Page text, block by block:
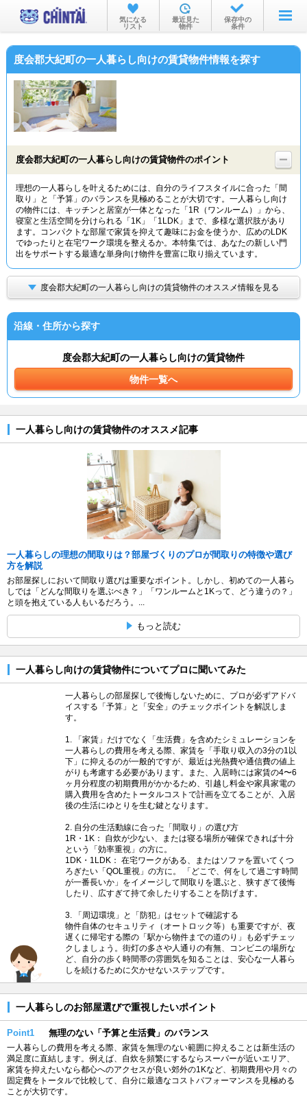
お部屋を探す
沿線・駅から
物件特集から
TOP
気になる
リスト
最近見た
物件
保存中の
条件
度会郡大紀町の一人暮らし向けの賃貸物件情報を探す
度会郡大紀町の一人暮らし向けの賃貸物件のポイント
理想の一人暮らしを叶えるためには、自分のライフスタイルに合った「間
取り」と「予算」のバランスを見極めることが大切です。一人暮らし向け
の物件には、キッチンと居室が一体となった「1R（ワンルーム）」から、
寝室と生活空間を分けられる「1K」「1LDK」まで、多様な選択肢があり
ます。コンパクトな部屋で家賃を抑えて趣味にお金を使うか、広めのLDK
でゆったりと在宅ワーク環境を整えるか。本特集では、あなたの新しい門
出をサポートする最適な単身向け物件を豊富に取り揃えています。
度会郡大紀町の一人暮らし向けの賃貸物件のオススメ情報を見る
沿線・住所から探す
度会郡大紀町の一人暮らし向けの賃貸物件
物件一覧へ
一人暮らし向けの賃貸物件のオススメ記事
一人暮らしの理想の間取りは？部屋づくりのプロが間取りの特徴や選び
方を解説
お部屋探しにおいて間取り選びは重要なポイント。しかし、初めての一人暮ら
しでは「どんな間取りを選ぶべき？」「ワンルームと1Kって、どう違うの？」
と頭を抱えている人もいるだろう。...
もっと読む
一人暮らし向けの賃貸物件についてプロに聞いてみた
一人暮らしの部屋探しで後悔しないために、プロが必ずアドバ
イスする「予算」と「安全」のチェックポイントを解説しま
す。
1. 「家賃」だけでなく「生活費」を含めたシミュレーションを
一人暮らしの費用を考える際、家賃を「手取り収入の3分の1以
下」に抑えるのが一般的ですが、最近は光熱費や通信費の値上
がりも考慮する必要があります。また、入居時には家賃の4〜6
ヶ月分程度の初期費用がかかるため、引越し料金や家具家電の
購入費用を含めたトータルコストで計画を立てることが、入居
後の生活にゆとりを生む鍵となります。
2. 自分の生活動線に合った「間取り」の選び方
1R・1K： 自炊が少ない、または寝る場所が確保できれば十分
という「効率重視」の方に。
1DK・1LDK： 在宅ワークがある、またはソファを置いてくつ
ろぎたい「QOL重視」の方に。 「どこで、何をして過ごす時間
が一番長いか」をイメージして間取りを選ぶと、狭すぎて後悔
したり、広すぎて持て余したりすることを防げます。
3. 「周辺環境」と「防犯」はセットで確認する
物件自体のセキュリティ（オートロック等）も重要ですが、夜
遅くに帰宅する際の「駅から物件までの道のり」も必ずチェッ
クしましょう。街灯の多さや人通りの有無、コンビニの場所な
ど、自分の歩く時間帯の雰囲気を知ることは、安心な一人暮ら
しを続けるために欠かせないステップです。
一人暮らしのお部屋選びで重視したいポイント
Point1 無理のない「予算と生活費」のバランス
一人暮らしの費用を考える際、家賃を無理のない範囲に抑えることは新生活の
満足度に直結します。例えば、自炊を頻繁にするならスーパーが近いエリア、
家賃を抑えたいなら都心へのアクセスが良い郊外の1Kなど、初期費用や月々の
固定費をトータルで比較して、自分に最適なコストパフォーマンスを見極める
ことが大切です。